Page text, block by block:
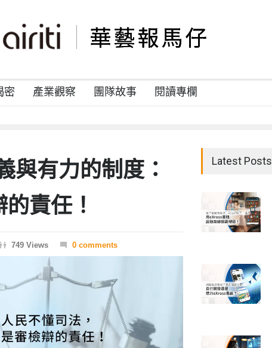
密 產業觀察 團隊故事 閱讀專欄
與有力的制度：
責任！
749 Views 0 comments
Latest Posts